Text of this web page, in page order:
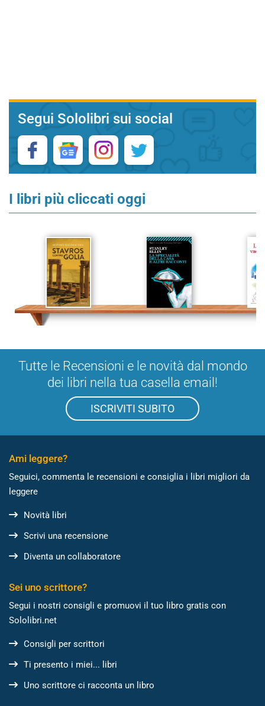
Segui Sololibri sui social
I libri più cliccati oggi
Tutte le Recensioni e le novità dal mondo
dei libri nella tua casella email!
ISCRIVITI SUBITO
Ami leggere?
Seguici, commenta le recensioni e consiglia i libri migliori da
leggere
Novità libri
Scrivi una recensione
Diventa un collaboratore
Sei uno scrittore?
Segui i nostri consigli e promuovi il tuo libro gratis con
Sololibri.net
Consigli per scrittori
Ti presento i miei... libri
Uno scrittore ci racconta un libro